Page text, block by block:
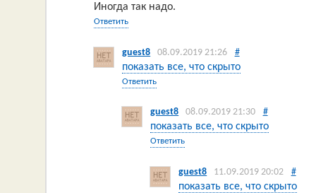
Иногда так надо.
Ответить
guest8 08.09.2019 21:26 #
показать все, что скрыто
Ответить
guest8 08.09.2019 21:30 #
показать все, что скрыто
Ответить
guest8 11.09.2019 20:02 #
показать все, что скрыто